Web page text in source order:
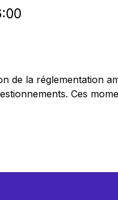
de la réglementation
Ces